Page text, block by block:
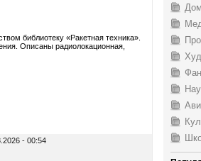
библиотеку «Ракетная техника».
Описаны радиолокационная,
- 00:54